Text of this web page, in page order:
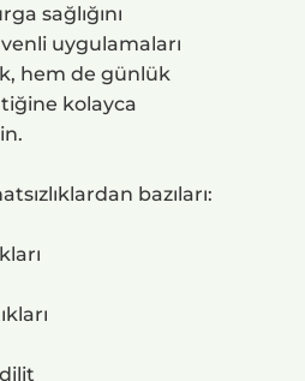
sağlığını
uygulamaları
hem de günlük
kolayca
bazıları: